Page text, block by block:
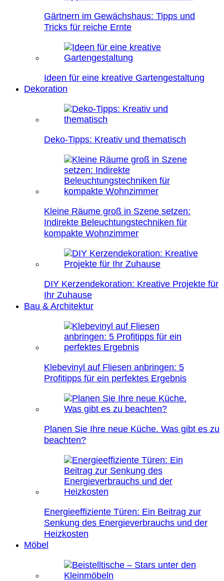
Gärtnern im Gewächshaus: Tipps und
Tricks für reiche Ernte
Ideen für eine kreative Gartengestaltung
Dekoration
Deko-Tipps: Kreativ und thematisch
Kleine Räume groß in Szene setzen:
Indirekte Beleuchtungstechniken für
kompakte Wohnzimmer
DIY Kerzendekoration: Kreative Projekte für
Ihr Zuhause
Bau & Architektur
Klebevinyl auf Fliesen anbringen: 5
Profitipps für ein perfektes Ergebnis
Planen Sie Ihre neue Küche. Was gibt es zu
beachten?
Energieeffiziente Türen: Ein Beitrag zur
Senkung des Energieverbrauchs und der
Heizkosten
Möbel